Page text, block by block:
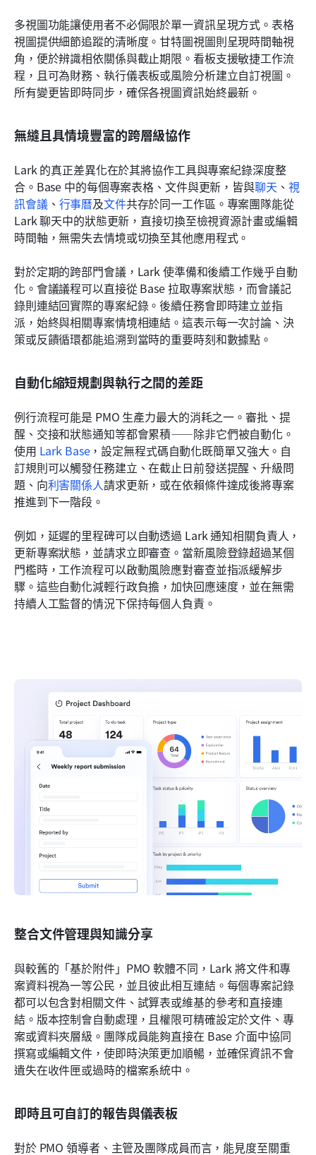
多視圖功能讓使用者不必侷限於單一資訊呈現方式。表格
視圖提供細節追蹤的清晰度。甘特圖視圖則呈現時間軸視
角，便於辨識相依關係與截止期限。看板支援敏捷工作流
程，且可為財務、執行儀表板或風險分析建立自訂視圖。
所有變更皆即時同步，確保各視圖資訊始終最新。
無縫且具情境豐富的跨層級協作
Lark 的真正差異化在於其將協作工具與專案紀錄深度整
合。Base 中的每個專案表格、文件與更新，皆與聊天 、 視
訊會議、 行事曆及文件共存於同一工作區。專案團隊能從
Lark 聊天中的狀態更新，直接切換至檢視資源計畫或編輯
時間軸，無需失去情境或切換至其他應用程式。
對於定期的跨部門會議，Lark 使準備和後續工作幾乎自動
化。會議議程可以直接從 Base 拉取專案狀態，而會議記
錄則連結回實際的專案紀錄。後續任務會即時建立並指
派，始終與相關專案情境相連結。這表示每一次討論、決
策或反饋循環都能追溯到當時的重要時刻和數據點。
自動化縮短規劃與執行之間的差距
例行流程可能是 PMO 生產力最大的消耗之一。審批、提
醒、交接和狀態通知等都會累積——除非它們被自動化。
使用 Lark Base，設定無程式碼自動化既簡單又強大。自
訂規則可以觸發任務建立、在截止日前發送提醒、升級問
題、向利害關係人請求更新，或在依賴條件達成後將專案
推進到下一階段。
例如，延遲的里程碑可以自動透過 Lark 通知相關負責人，
更新專案狀態，並請求立即審查。當新風險登錄超過某個
門檻時，工作流程可以啟動風險應對審查並指派緩解步
驟。這些自動化減輕行政負擔，加快回應速度，並在無需
持續人工監督的情況下保持每個人負責。
整合文件管理與知識分享
與較舊的「基於附件」PMO 軟體不同，Lark 將文件和專
案資料視為一等公民，並且彼此相互連結。每個專案記錄
都可以包含對相關文件、試算表或維基的參考和直接連
結。版本控制會自動處理，且權限可精確設定於文件、專
案或資料夾層級。團隊成員能夠直接在 Base 介面中協同
撰寫或編輯文件，使即時決策更加順暢，並確保資訊不會
遺失在收件匣或過時的檔案系統中。
即時且可自訂的報告與儀表板
對於 PMO 領導者、主管及團隊成員而言，能見度至關重